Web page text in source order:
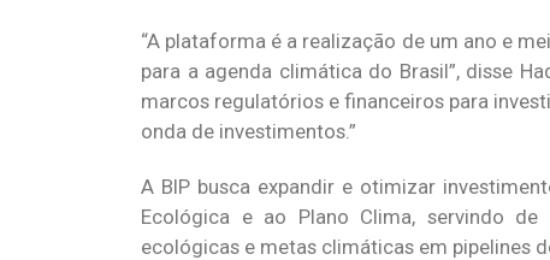
“A plataforma é a realização de um ano e
para a agenda climática do Brasil”, disse
marcos regulatórios e financeiros para
onda de investimentos.”
A BIP busca expandir e otimizar
Ecológica e ao Plano Clima, servindo
ecológicas e metas climáticas em pipelines